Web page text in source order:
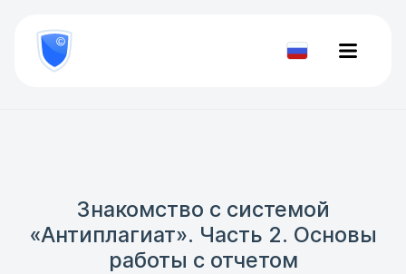
800
777-
81-Проверить
Знакомство с системой
«Антиплагиат». Часть 2. Основы
работы с отчетом